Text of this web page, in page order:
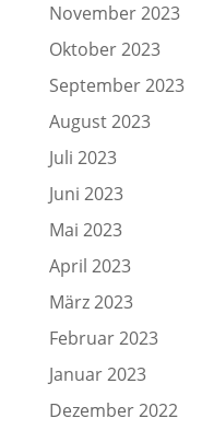
November 2023
Oktober 2023
September 2023
August 2023
Juli 2023
Juni 2023
Mai 2023
April 2023
März 2023
Februar 2023
Januar 2023
Dezember 2022